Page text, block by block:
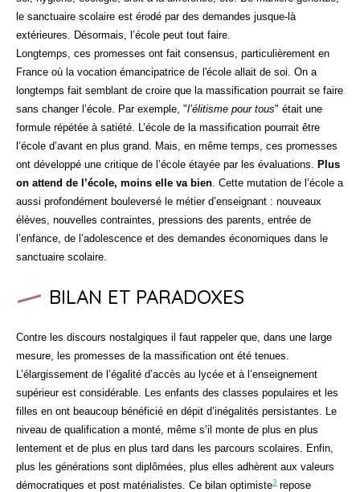
le sanctuaire scolaire est érodé par des demandes jusque-là
extérieures. Désormais, l’école peut tout faire.
Longtemps, ces promesses ont fait consensus, particulièrement en
France où la vocation émancipatrice de l'école allait de soi. On a
longtemps fait semblant de croire que la massification pourrait se faire
sans changer l’école. Par exemple, "l’élitisme pour tous" était une
formule répétée à satiété. L’école de la massification pourrait être
l’école d’avant en plus grand. Mais, en même temps, ces promesses
ont développé une critique de l’école étayée par les évaluations.
Plus
on attend de l’école, moins elle va bien . Cette mutation de l’école a
aussi profondément bouleversé le métier d’enseignant : nouveaux
élèves, nouvelles contraintes, pressions des parents, entrée de
l’enfance, de l’adolescence et des demandes économiques dans le
sanctuaire scolaire.
BILAN ET PARADOXES
Contre les discours nostalgiques il faut rappeler que, dans une large
mesure, les promesses de la massification ont été tenues.
L’élargissement de l’égalité d’accès au lycée et à l’enseignement
supérieur est considérable. Les enfants des classes populaires et les
filles en ont beaucoup bénéficié en dépit d’inégalités persistantes. Le
niveau de qualification a monté, même s’il monte de plus en plus
lentement et de plus en plus tard dans les parcours scolaires. Enfin,
plus les générations sont diplômées, plus elles adhèrent aux valeurs
démocratiques et post matérialistes. Ce bilan optimiste3 repose